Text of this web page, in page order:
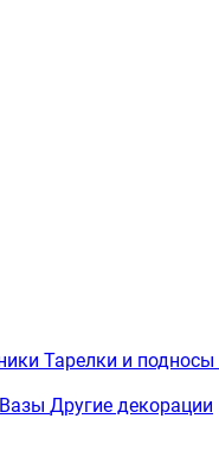
Тарелки и подносы
Вазы Другие декорации